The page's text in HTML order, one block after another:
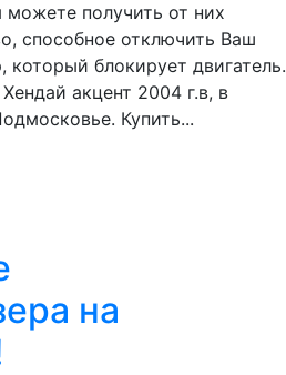
получить от них
способное отключить Ваш
блокирует двигатель.
акцент 2004 г.в, в
Купить...
на